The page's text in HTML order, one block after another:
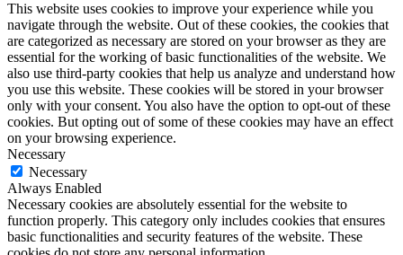
This website uses cookies to improve your experience while you
navigate through the website. Out of these cookies, the cookies that
are categorized as necessary are stored on your browser as they are
essential for the working of basic functionalities of the website. We
also use third-party cookies that help us analyze and understand how
you use this website. These cookies will be stored in your browser
only with your consent. You also have the option to opt-out of these
cookies. But opting out of some of these cookies may have an effect
on your browsing experience.
Necessary
Necessary
Always Enabled
Necessary cookies are absolutely essential for the website to
function properly. This category only includes cookies that ensures
basic functionalities and security features of the website. These